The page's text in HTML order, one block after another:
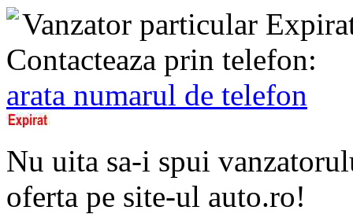
Vanzator particular
Contacteaza prin telefon:
arata numarul de telefon
Nu uita sa-i spui
oferta pe site-ul auto.ro!